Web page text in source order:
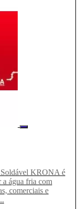
Soldável KRONA é
água fria com
comerciais e